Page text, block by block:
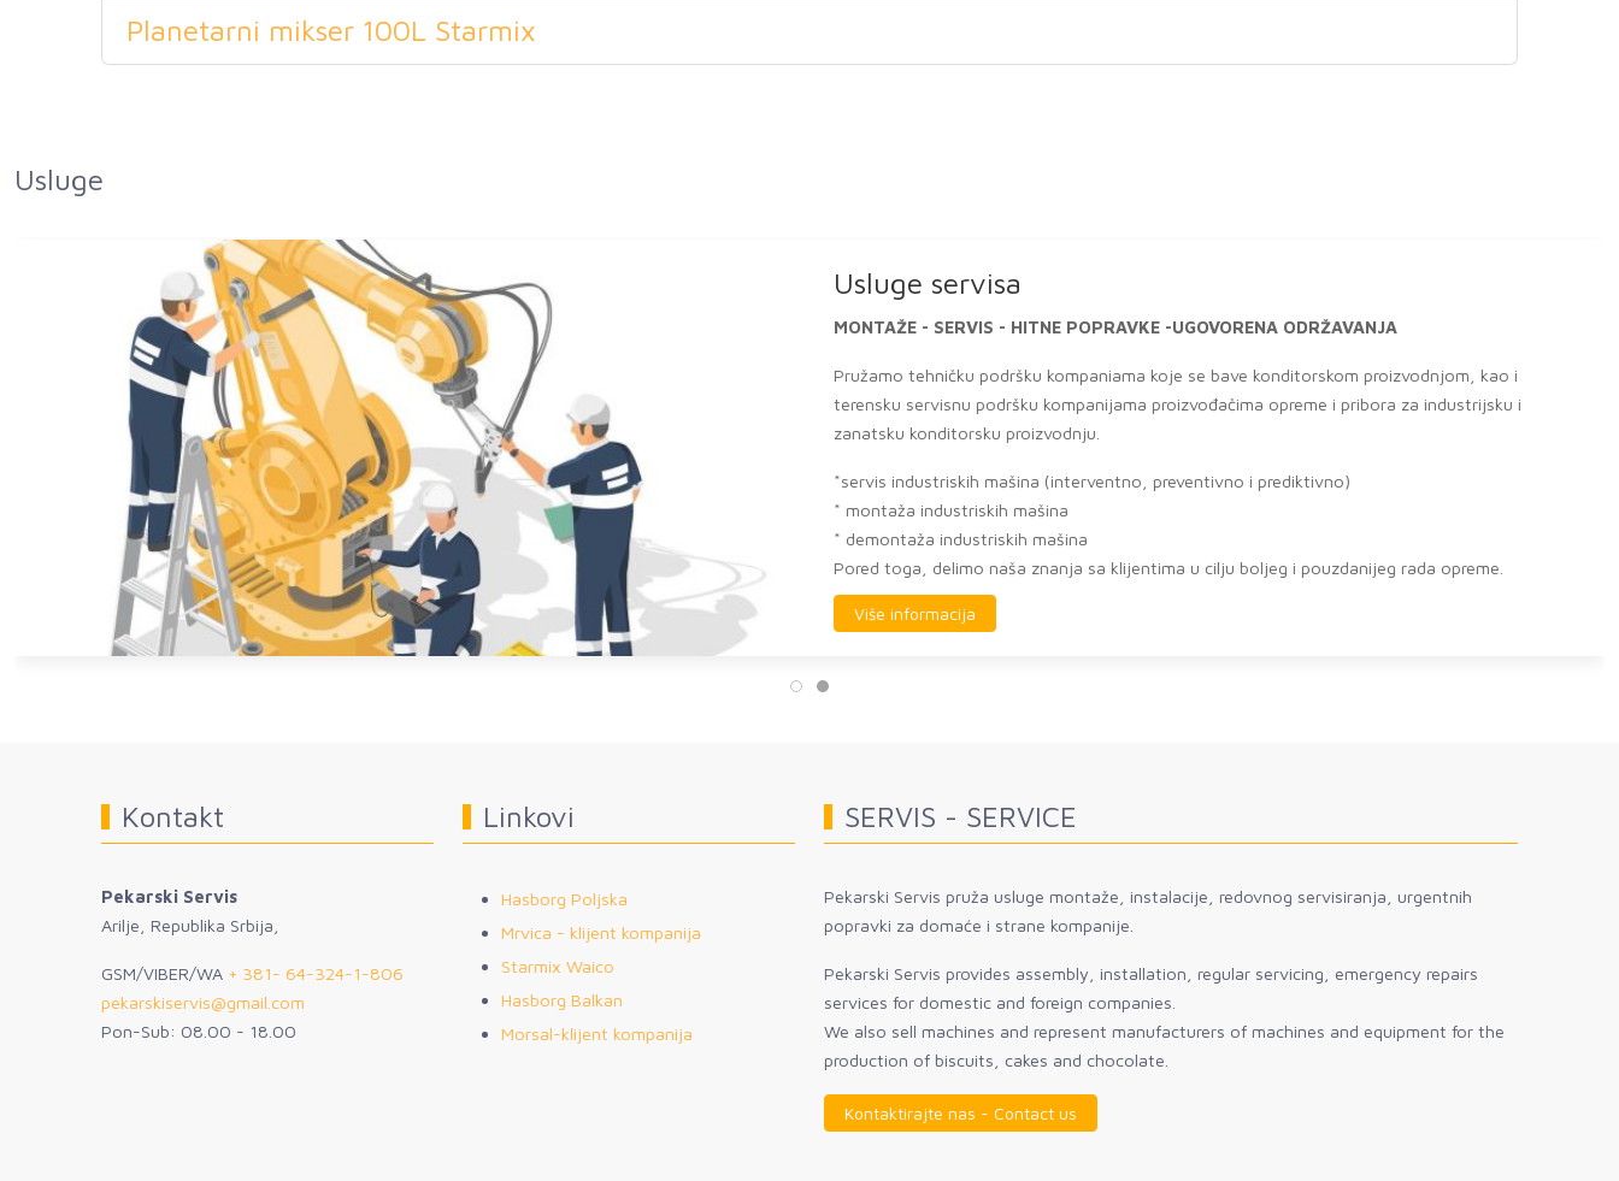
Planetarni mikser 100L Starmix
Usluge
Usluge servisa
MONTAŽE - SERVIS - HITNE POPRAVKE -UGOVORENA ODRŽAVANJA
Pružamo tehničku podršku kompaniama koje se bave konditorskom proizvodnjom, kao i
terensku servisnu podršku kompanijama proizvođačima opreme i pribora za industrijsku i
zanatsku konditorsku proizvodnju.
*servis industriskih mašina (interventno, preventivno i prediktivno)
* montaža industriskih mašina
* demontaža industriskih mašina
Pored toga, delimo naša znanja sa klijentima u cilju boljeg i pouzdanijeg rada opreme.
Više informacija
Kontakt
Pekarski Servis
Arilje, Republika Srbija,
GSM/VIBER/WA + 381- 64-324-1-806
pekarskiservis@gmail.com
Pon-Sub: 08.00 - 18.00
Linkovi
Hasborg Poljska
Mrvica - klijent kompanija
Starmix Waico
Hasborg Balkan
Morsal-klijent kompanija
SERVIS - SERVICE
Pekarski Servis pruža usluge montaže, instalacije, redovnog servisiranja, urgentnih
popravki za domaće i strane kompanije.
Pekarski Servis provides assembly, installation, regular servicing, emergency repairs
services for domestic and foreign companies.
We also sell machines and represent manufacturers of machines and equipment for the
production of biscuits, cakes and chocolate.
Kontaktirajte nas - Contact us